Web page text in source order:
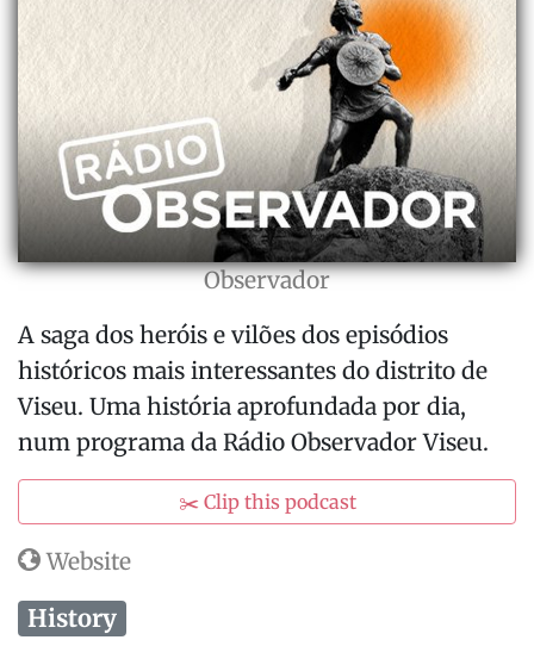
Observador
A saga dos heróis e vilões dos episódios
históricos mais interessantes do distrito de
Viseu. Uma história aprofundada por dia,
num programa da Rádio Observador Viseu.
✂️ Clip this podcast
Website
History